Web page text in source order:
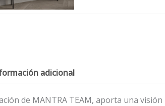
adicional
de MANTRA TEAM, aporta una